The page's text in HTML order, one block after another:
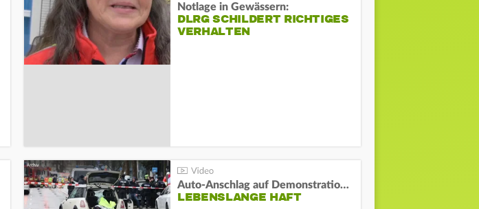
Notlage in Gewässern:
DLRG SCHILDERT RICHTIGES
VERHALTEN
Auto-Anschlag auf Demonstration in München:
LEBENSLANGE HAFT